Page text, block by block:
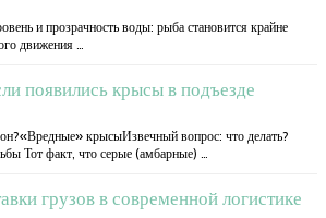
и прозрачность воды: рыба становится крайне
движения …
появились крысы в подъезде
крысыИзвечный вопрос: что делать?
Тот факт, что серые (амбарные) …
грузов в современной логистике